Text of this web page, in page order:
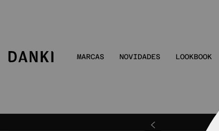
MARCAS NOVIDADES LOOKBOOK